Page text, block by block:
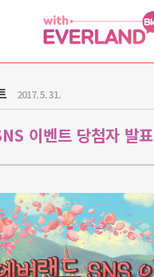
2017. 5. 31.
이벤트 당첨자 발표